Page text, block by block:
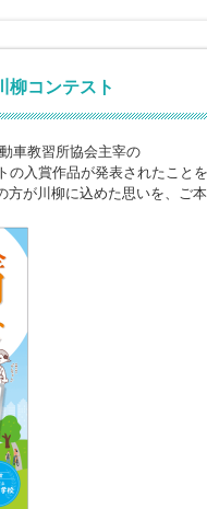
コンテスト
車教習所協会主宰の
の入賞作品が発表されたこと
方が川柳に込めた思いを、ご